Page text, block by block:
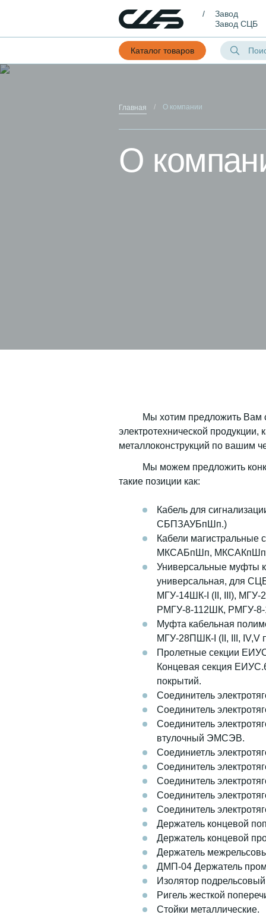
Завод
Завод СЦБ
Каталог товаров
Главная О компании
О
Мы хотим предложить Вам
электротехнической продукции,
металлоконструкций по вашим
Мы можем предложить
такие позиции как:
Кабель для
СБПЗАУБпШп.)
Кабели
МКСАБпШп,
Универсальные муфты
универсальная, для
МГУ-14ШК-I (II, III),
РМГУ-8-112ШК, РМГУ-
Муфта кабельная
МГУ-28ПШК-I (II, III, IV,V
Пролетные секции
Концевая секция
покрытий.
Соединитель
Соединитель
Соединитель
втулочный ЭМСЭВ.
Соединиетль
Соединитель
Соединитель
Соединитель
Соединитель
Держатель концевой
Держатель концевой
Держатель
ДМП-04 Держатель
Изолятор
Ригель жесткой
Стойки металлические.